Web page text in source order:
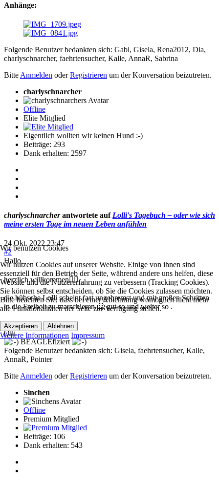
Anhänge:
Folgende Benutzer bedankten sich: Gabi, Gisela, Rena2012, Dia,
charlyschnarcher, faehrtensucher, Kalle, AnnaR, Sabrina
Bitte Anmelden oderRegistrieren um der Konversation beizutreten.
charlyschnarcher
Offline
Elite Mitglied
Eigentlich wollten wir keinen Hund :-)
Beiträge: 293
Dank erhalten: 2597
charlyschnarcherantwortete auf Lolli's Tagebuch – oder wie sich
meine ersten Tage im neuen Leben anfühlen
24 Okt. 2022 23:47
#2
Hallo
herzlich willkommen🙋‍♂️
die hübsche Lolli scheint fast ungebremst und mit großen Schritten
in die Freiheit zu marschieren 🤗 gut so und weiter so .
Gruß
Olli
BEAGLEfiziert
Folgende Benutzer bedankten sich: Gisela, faehrtensucher, Kalle,
AnnaR, Pointer
BitteAnmelden oderRegistrieren um der Konversation beizutreten.
Sinchen
Offline
Premium Mitglied
Beiträge: 106
Dank erhalten: 543
Wir benutzen Cookies
Wir nutzen Cookies auf unserer Website. Einige von ihnen sind
essenziell für den Betrieb der Seite, während andere uns helfen, diese
Website und die Nutzererfahrung zu verbessern (Tracking Cookies).
Sie können selbst entscheiden, ob Sie die Cookies zulassen möchten.
Bitte beachten Sie, dass bei einer Ablehnung womöglich nicht mehr
alle Funktionalitäten der Seite zur Verfügung stehen.
Akzeptieren Ablehnen
Weitere Informationen Impressum